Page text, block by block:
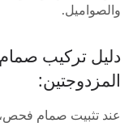
والصواميل.
دليل تركيب
المزدوجتين:
عند تثبيت صمام فحص،